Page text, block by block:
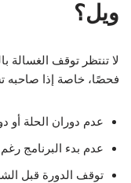
ويل؟
لا تنتظر توقف الغسالة
فحصًا، خاصة إذا صاحبه
عدم دوران الحلة أو
عدم بدء البرنامج
توقف الدورة قبل